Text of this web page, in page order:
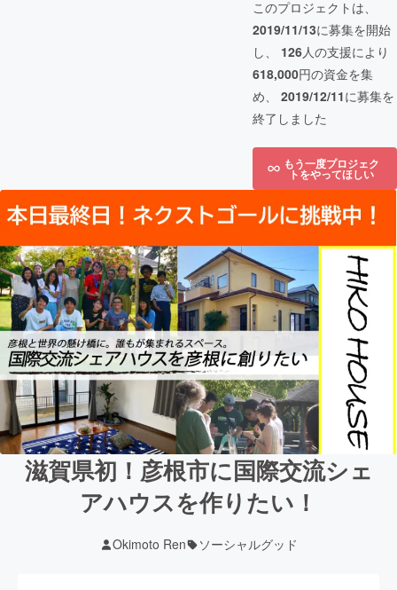
このプロジェクトは、
2019/11/13に募集を開始
し、 126人の支援により
618,000円の資金を集
め、 2019/12/11に募集を
終了しました
もう一度プロジェク
トをやってほしい
滋賀県初！彦根市に国際交流シェ
アハウスを作りたい！
Okimoto Ren ソーシャルグッド